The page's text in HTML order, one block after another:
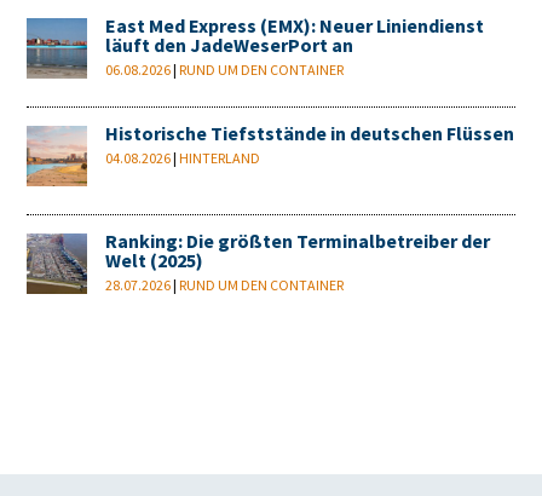
East Med Express (EMX): Neuer Liniendienst
läuft den JadeWeserPort an
06.08.2026 |RUND UM DEN CONTAINER
Historische Tiefststände in deutschen Flüssen
04.08.2026 |HINTERLAND
Ranking: Die größten Terminalbetreiber der
Welt (2025)
28.07.2026 |RUND UM DEN CONTAINER